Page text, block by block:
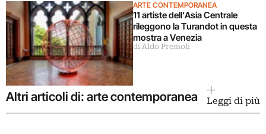
ARTE CONTEMPORANEA
11 artiste dell’Asia Centrale
rileggono la Turandot in questa
mostra a Venezia
di Aldo Premoli
Altri articoli di: arte contemporanea Leggi di più